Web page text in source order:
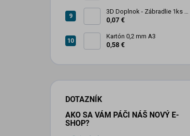
3D Doplnok - Zábradlie 1ks +
stojan 2ks
0,07 €
Kartón 0,2 mm A3
0,58 €
DOTAZNÍK
AKO SA VÁM PÁČI NÁŠ NOVÝ E-
SHOP?